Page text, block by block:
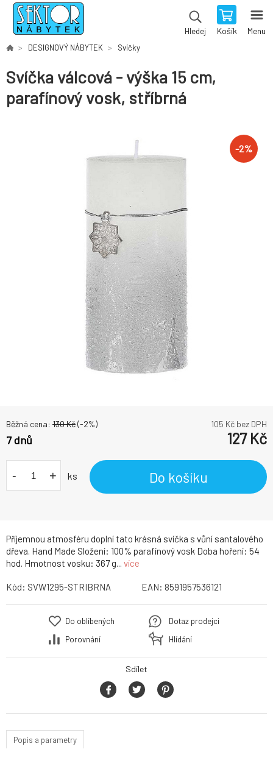
Hledej Košík Menu
DESIGNOVÝ NÁBYTEK Svíčky
Svíčka válcová - výška 15 cm,
parafínový vosk, stříbrná
-2%
Příjemnou atmosféru doplní tato krásná svíčka s vůní santalového
dřeva. Hand Made Složení: 100% parafínový vosk Doba hoření: 54
hod. Hmotnost vosku: 367 g... více
Běžná cena: 130Kč(-2%) 105 Kč bez DPH
7 dnů 127Kč
- + ks Do košíku
Kód: SVW1295-STRIBRNA EAN: 8591957536121
Do oblíbených
Porovnání
Dotaz prodejci
Hlídání
Sdílet
Popis a parametry